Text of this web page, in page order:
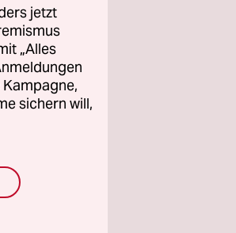
jetzt
„Alles
sichern will,